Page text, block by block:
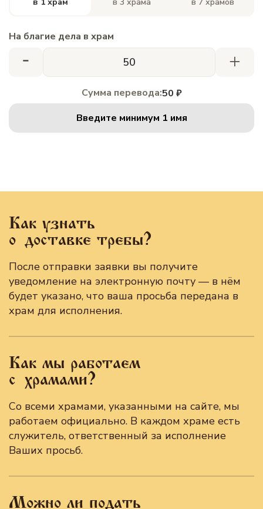
На благие дела в храм
- +
Сумма перевода:50 ₽
Введите минимум 1 имя
Как узнать
о доставке требы?
После отправки заявки вы получите
уведомление на электронную почту — в нём
будет указано, что ваша просьба передана в
храм для исполнения.
Как мы работаем
с храмами?
Со всеми храмами, указанными на сайте, мы
работаем официально. В каждом храме есть
служитель, ответственный за исполнение
Ваших просьб.
Можно ли подать